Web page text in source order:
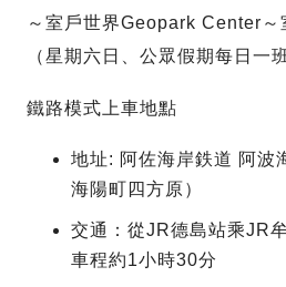
～室戶世界Geopark Center～
（星期六日、公眾假期每日一班
鐵路模式上車地點
地址: 阿佐海岸鉄道 阿波
海陽町四方原）
交通：從JR德島站乘JR
車程約1小時30分